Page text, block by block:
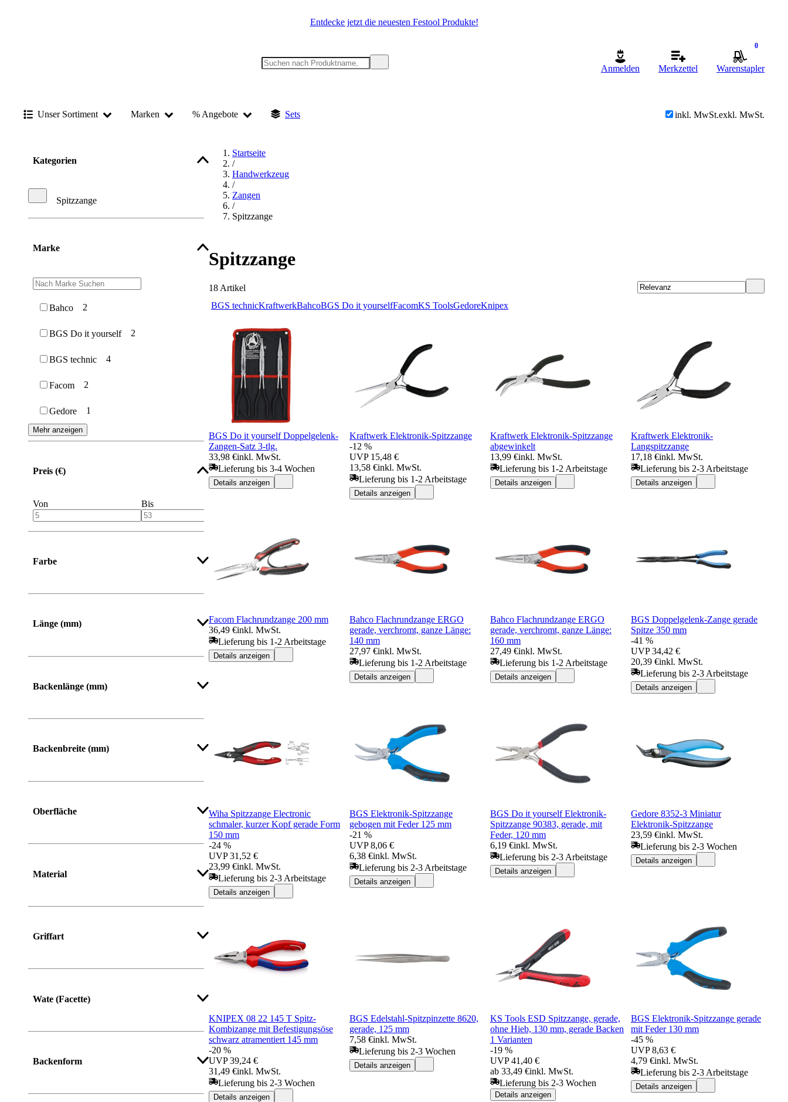
Entdecke jetzt die neuesten Festool Produkte!
Anmelden Merkzettel
0
Warenstapler
Unser Sortiment Marken % Angebote Sets inkl. MwSt.exkl. MwSt.
Kategorien
Spitzzange
Marke
Bahco 2
BGS Do it yourself 2
BGS technic 4
Facom 2
Gedore 1
Mehr anzeigen
Preis (€)
Von Bis
Farbe
Länge (mm)
Von Bis
Backenlänge (mm)
Backenbreite (mm)
Oberfläche
Material
Griffart
Wate (Facette)
Backenform
Startseite
/
Handwerkzeug
/
Zangen
/
Spitzzange
Spitzzange
18 Artikel
BGS technicKraftwerkBahcoBGS Do it yourselfFacomKS ToolsGedoreKnipex
BGS Do it yourself Doppelgelenk-
Zangen-Satz 3-tlg.
33,98 €inkl. MwSt.
Lieferung bis 3-4 Wochen
Details anzeigen
Kraftwerk Elektronik-Spitzzange
-12 %
UVP 15,48 €
13,58 €inkl. MwSt.
Lieferung bis 1-2 Arbeitstage
Details anzeigen
Kraftwerk Elektronik-Spitzzange
abgewinkelt
13,99 €inkl. MwSt.
Lieferung bis 1-2 Arbeitstage
Details anzeigen
Kraftwerk Elektronik-
Langspitzzange
17,18 €inkl. MwSt.
Lieferung bis 2-3 Arbeitstage
Details anzeigen
Facom Flachrundzange 200 mm
36,49 €inkl. MwSt.
Lieferung bis 1-2 Arbeitstage
Details anzeigen
Bahco Flachrundzange ERGO
gerade, verchromt, ganze Länge:
140 mm
27,97 €inkl. MwSt.
Lieferung bis 1-2 Arbeitstage
Details anzeigen
Bahco Flachrundzange ERGO
gerade, verchromt, ganze Länge:
160 mm
27,49 €inkl. MwSt.
Lieferung bis 1-2 Arbeitstage
Details anzeigen
BGS Doppelgelenk-Zange gerade
Spitze 350 mm
-41 %
UVP 34,42 €
20,39 €inkl. MwSt.
Lieferung bis 2-3 Arbeitstage
Details anzeigen
Wiha Spitzzange Electronic
schmaler, kurzer Kopf gerade Form
150 mm
-24 %
UVP 31,52 €
23,99 €inkl. MwSt.
Lieferung bis 2-3 Arbeitstage
Details anzeigen
BGS Elektronik-Spitzzange
gebogen mit Feder 125 mm
-21 %
UVP 8,06 €
6,38 €inkl. MwSt.
Lieferung bis 2-3 Arbeitstage
Details anzeigen
BGS Do it yourself Elektronik-
Spitzzange 90383, gerade, mit
Feder, 120 mm
6,19 €inkl. MwSt.
Lieferung bis 2-3 Arbeitstage
Details anzeigen
Gedore 8352-3 Miniatur
Elektronik-Spitzzange
23,59 €inkl. MwSt.
Lieferung bis 2-3 Wochen
Details anzeigen
KNIPEX 08 22 145 T Spitz-
Kombizange mit Befestigungsöse
schwarz atramentiert 145 mm
-20 %
UVP 39,24 €
31,49 €inkl. MwSt.
Lieferung bis 2-3 Wochen
Details anzeigen
BGS Edelstahl-Spitzpinzette 8620,
gerade, 125 mm
7,58 €inkl. MwSt.
Lieferung bis 2-3 Wochen
Details anzeigen
KS Tools ESD Spitzzange, gerade,
ohne Hieb, 130 mm, gerade Backen
1 Varianten
-19 %
UVP 41,40 €
ab 33,49 €inkl. MwSt.
Lieferung bis 2-3 Wochen
Details anzeigen
BGS Elektronik-Spitzzange gerade
mit Feder 130 mm
-45 %
UVP 8,63 €
4,79 €inkl. MwSt.
Lieferung bis 2-3 Arbeitstage
Details anzeigen